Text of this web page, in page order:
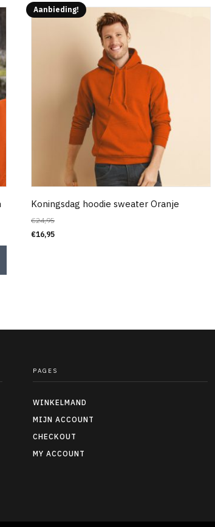
Aanbieding!
Koningsdag hoodie sweater Oranje
€24,95
€16,95
PAGES
WINKELMAND
MIJN ACCOUNT
CHECKOUT
MY ACCOUNT